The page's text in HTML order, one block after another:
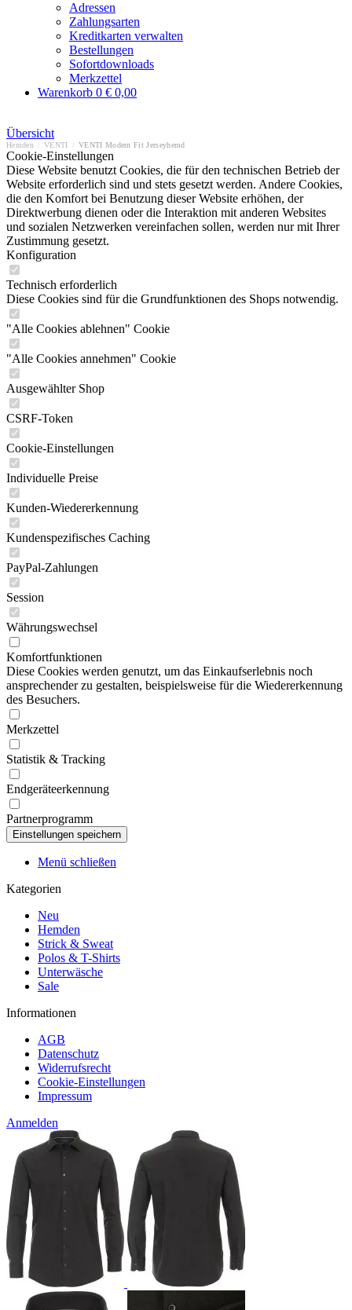
Adressen
Zahlungsarten
Kreditkarten verwalten
Bestellungen
Sofortdownloads
Merkzettel
Warenkorb 0 € 0,00
Übersicht
Hemden VENTI VENTI Modern Fit Jerseyhemd
Cookie-Einstellungen
Diese Website benutzt Cookies, die für den technischen Betrieb der
Website erforderlich sind und stets gesetzt werden. Andere Cookies,
die den Komfort bei Benutzung dieser Website erhöhen, der
Direktwerbung dienen oder die Interaktion mit anderen Websites
und sozialen Netzwerken vereinfachen sollen, werden nur mit Ihrer
Zustimmung gesetzt.
Konfiguration
Technisch erforderlich
Diese Cookies sind für die Grundfunktionen des Shops notwendig.
"Alle Cookies ablehnen" Cookie
"Alle Cookies annehmen" Cookie
Ausgewählter Shop
CSRF-Token
Cookie-Einstellungen
Individuelle Preise
Kunden-Wiedererkennung
Kundenspezifisches Caching
PayPal-Zahlungen
Session
Währungswechsel
Komfortfunktionen
Diese Cookies werden genutzt, um das Einkaufserlebnis noch
ansprechender zu gestalten, beispielsweise für die Wiedererkennung
des Besuchers.
Merkzettel
Statistik & Tracking
Endgeräteerkennung
Partnerprogramm
Menü schließen
Kategorien
Neu
Hemden
Strick & Sweat
Polos & T-Shirts
Unterwäsche
Sale
Informationen
AGB
Datenschutz
Widerrufsrecht
Cookie-Einstellungen
Impressum
Anmelden